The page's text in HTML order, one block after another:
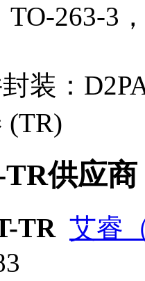
263-3
装：
(TR)
TR供应商
TR 艾睿